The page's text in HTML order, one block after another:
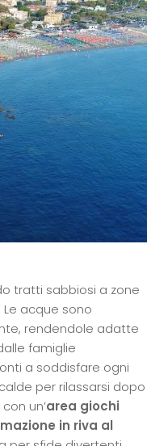
tratti sabbiosi a zone
acque sono
rendendole adatte
famiglie
a soddisfare ogni
per rilassarsi dopo
un’area giochi
in riva al